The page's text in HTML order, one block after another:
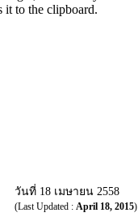
to the clipboard.
วันที่ 18 เมษายน 2558
(Last Updated : April 18, 2015)